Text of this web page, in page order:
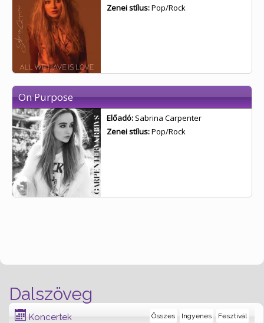
Dalszöveg
Koncertek Fesztivál
Ingyenes
Összes
Zenei stílus:Pop/Rock
On Purpose
Előadó: Sabrina Carpenter
Zenei stílus:Pop/Rock